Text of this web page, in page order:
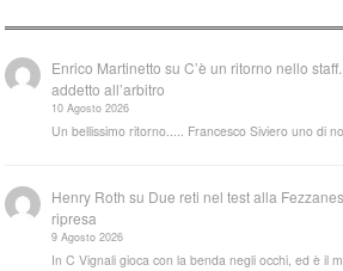
Enrico Martinetto suC’è un ritorno nello
addetto all’arbitro
10 Agosto 2026
Un bellissimo ritorno..... Francesco Siviero uno di
Henry Roth su Due reti nel test alla
ripresa
9 Agosto 2026
In C Vignali gioca con la benda negli occhi, ed è il